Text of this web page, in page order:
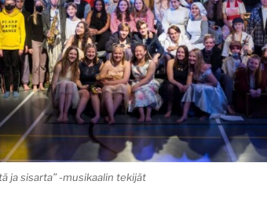
ja sisarta” -musikaalin tekijät